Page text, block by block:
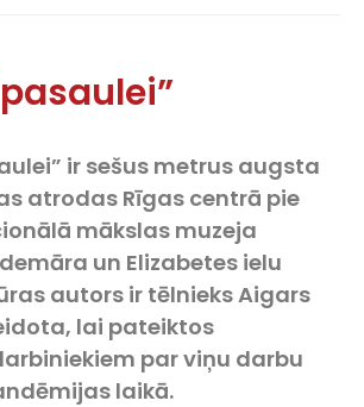
ir sešus metrus augsta
atrodas Rīgas centrā pie
mākslas muzeja
un Elizabetes ielu
autors ir tēlnieks Aigars
lai pateiktos
par viņu darbu
laikā.